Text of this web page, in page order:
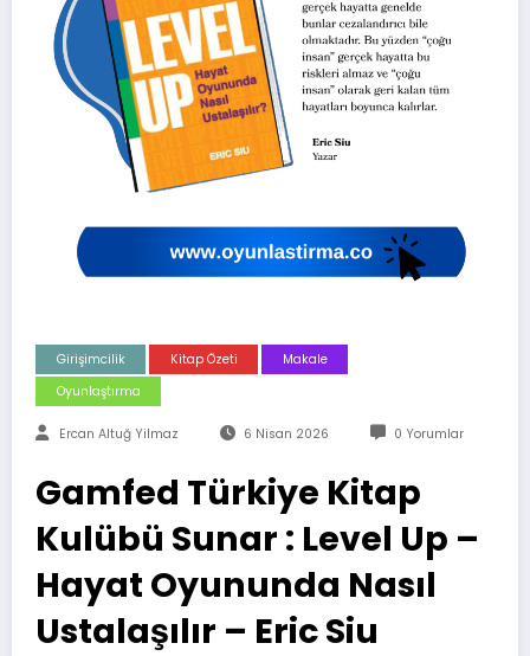
Girişimcilik Kitap Özeti
Makale
Oyunlaştırma
Ercan Altuğ Yilmaz 6 Nisan 2026 0 Yorumlar
Gamfed Türkiye Kitap
Kulübü Sunar : Level Up –
Hayat Oyununda Nasıl
Ustalaşılır – Eric Siu